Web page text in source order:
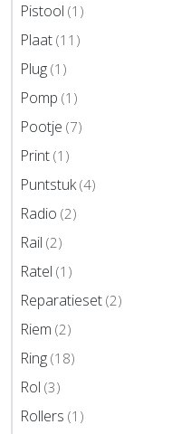
Pistool (1)
Plaat (11)
Plug (1)
Pomp (1)
Pootje (7)
Print (1)
Puntstuk(4)
Radio (2)
Rail (2)
Ratel (1)
Reparatieset (2)
Riem (2)
Ring (18)
Rol (3)
Rollers (1)